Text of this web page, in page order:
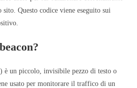
Questo codice viene eseguito sui
è un piccolo, invisibile pezzo di testo o
usato per monitorare il traffico di un